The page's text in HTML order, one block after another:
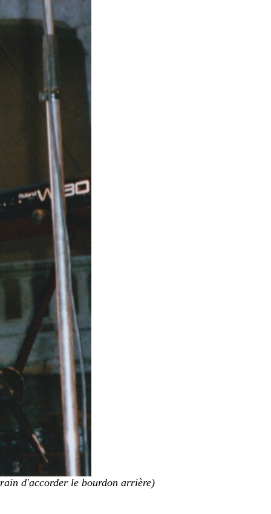
d'accorder le bourdon arrière)